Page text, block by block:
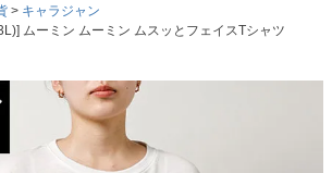
キャラジャン
ムーミン ムーミン ムスッとフェイスTシャツ